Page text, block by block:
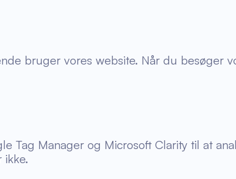
bruger vores website. Når du besøger
Tag Manager og Microsoft Clarity til at
ikke.